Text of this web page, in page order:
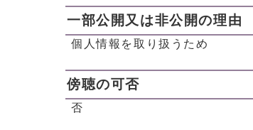
一部公開又は非公開の理由
個人情報を取り扱うため
傍聴の可否
否